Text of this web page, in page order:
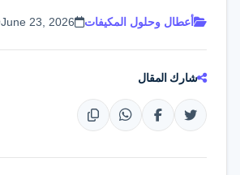
اطلب الخدمة
تواصل عبر واتساب
أعطال وحلول المكيفات June 23, 2026
شارك المقال